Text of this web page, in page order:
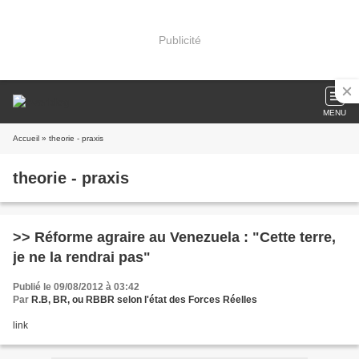
Publicité
MENU
Accueil » theorie - praxis
theorie - praxis
>> Réforme agraire au Venezuela : "Cette terre,
je ne la rendrai pas"
Publié le 09/08/2012 à 03:42
Par R.B, BR, ou RBBR selon l'état des Forces Réelles
link